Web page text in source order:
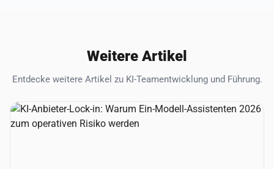
Weitere Artikel
Entdecke weitere Artikel zu KI-Teamentwicklung und Führung.